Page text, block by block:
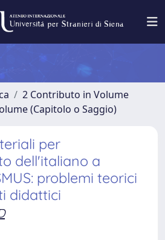
2 Contributo in Volume
(Capitolo o Saggio)
per
dell'italiano a
problemi teorici
didattici